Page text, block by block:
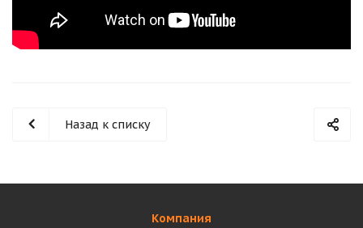
Назад к списку
Компания